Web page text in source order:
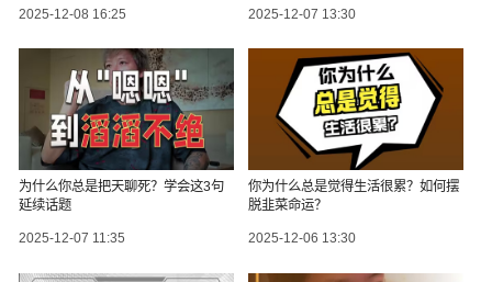
2025-12-08 16:25 2025-12-07 13:30
为什么你总是把天聊死？学会这3句
延续话题
2025-12-07 11:35
你为什么总是觉得生活很累？如何摆
脱韭菜命运？
2025-12-06 13:30